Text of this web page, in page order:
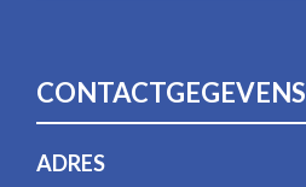
CONTACTGEGEVENS
ADRES